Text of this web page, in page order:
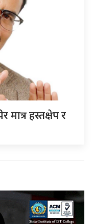
मात्र हस्तक्षेप र